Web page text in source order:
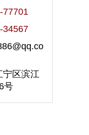
77701
34567
宁区滨江
号